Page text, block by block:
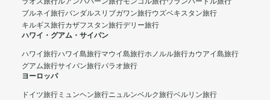
ブルネイ旅行バンダルスリブガワン旅行ウズベキスタン旅行
キルギス旅行カザフスタン旅行デリー旅行
ハワイ・グアム・サイパン
ハワイ旅行ハワイ島旅行マウイ島旅行ホノルル旅行カウアイ島旅行
グアム旅行サイパン旅行パラオ旅行
ヨーロッパ
ドイツ旅行 ミュンヘン旅行ニュルンベルク旅行ベルリン旅行